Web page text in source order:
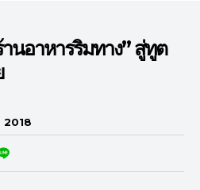
นอาหารริมทาง” สู่ทูต
2018